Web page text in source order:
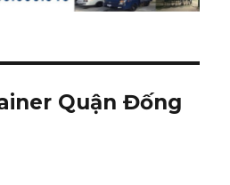
Quận Đống